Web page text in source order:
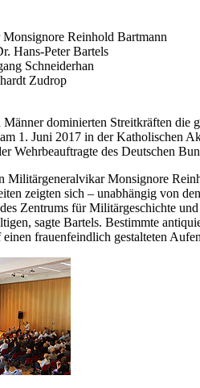
Reinhold Bartmann
Hans-Peter Bartels
Schneiderhan
Zudrop
dominierten Streitkräften die
1. Juni 2017 in der Katholischen
Wehrbeauftragte des Deutschen
Militärgeneralvikar Monsignore
zeigten sich – unabhängig von
Zentrums für Militärgeschichte
sagte Bartels. Bestimmte
einen frauenfeindlich gestalteten